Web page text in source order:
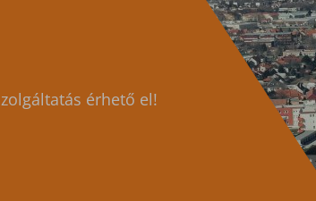
érhető el!